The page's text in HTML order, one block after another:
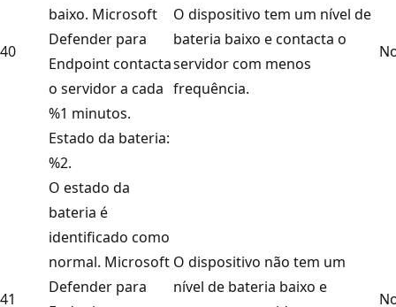
40
baixo. Microsoft
Defender para
Endpoint contacta
o servidor a cada
%1 minutos.
Estado da bateria:
%2.
O dispositivo tem um nível de
bateria baixo e contacta o
servidor com menos
frequência.
41
O estado da
bateria é
identificado como
normal. Microsoft
Defender para
O dispositivo não tem um
nível de bateria baixo e